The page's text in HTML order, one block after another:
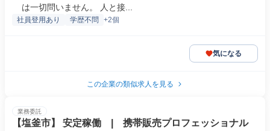
は一切問いません。 人と接...
社員登用あり 学歴不問 +2個
気になる
この企業の類似求人を見る
業務委託
【塩釜市】 安定稼働 | 携帯販売プロフェッショナル